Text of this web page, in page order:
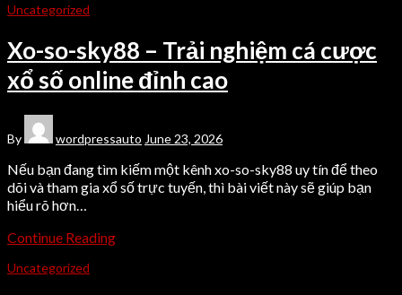
Uncategorized
Xo-so-sky88 – Trải nghiệm cá cược
xổ số online đỉnh cao
By wordpressauto June 23, 2026
Nếu bạn đang tìm kiếm một kênh xo-so-sky88 uy tín để theo
dõi và tham gia xổ số trực tuyến, thì bài viết này sẽ giúp bạn
hiểu rõ hơn…
Continue Reading
Uncategorized